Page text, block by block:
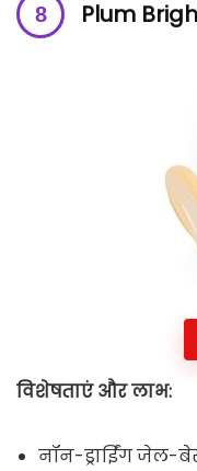
Plum
विशेषताएं और लाभ:
नॉन-ड्राईिंग जेल-